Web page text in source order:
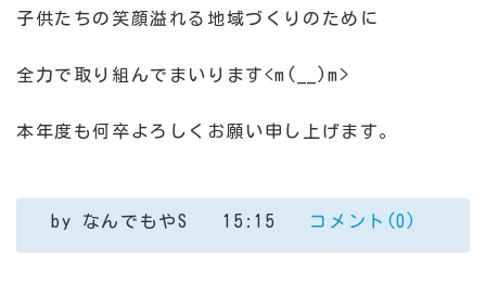
子供たちの笑顔溢れる地域づくりのために
全力で取り組んでまいります<m(__)m>
本年度も何卒よろしくお願い申し上げます。
by なんでもやS 15:15 コメント(0)